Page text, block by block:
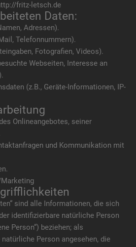
fritz-letsch.de
Daten:
Adressen).
Telefonnummern).
Fotografien, Videos).
Webseiten, Interesse an
(z.B., Geräte-Informationen, IP-
Onlineangebotes, seiner
und Kommunikation mit
sind alle Informationen, die sich
identifizierbare natürliche Person
Person“) beziehen; als
Person angesehen, die